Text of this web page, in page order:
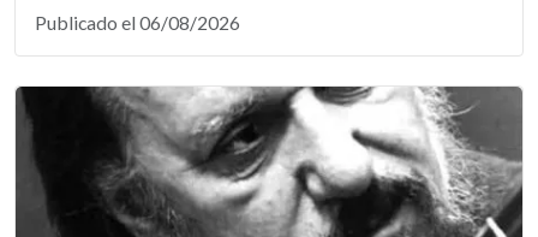
Publicado el 06/08/2026